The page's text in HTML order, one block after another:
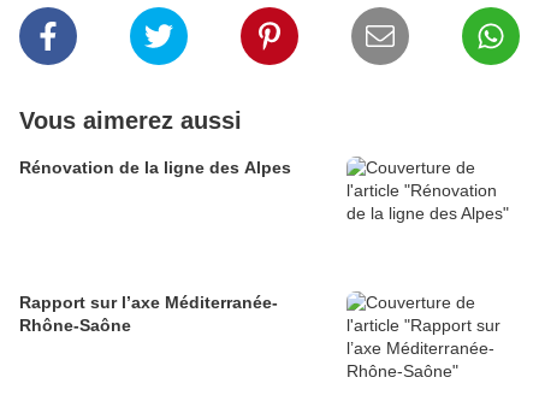
Vous aimerez aussi
Rénovation de la ligne des Alpes
Rapport sur l’axe Méditerranée-
Rhône-Saône